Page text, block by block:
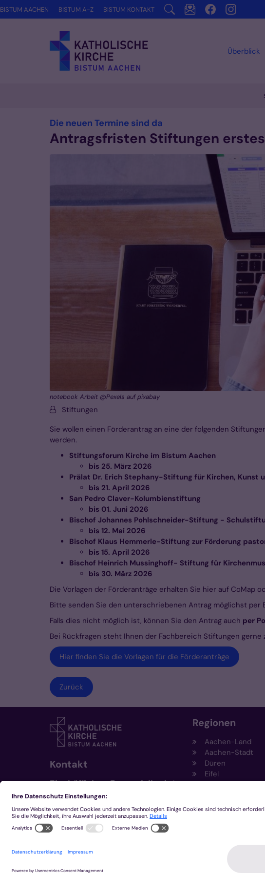
Zum Inhalt springen
Überblick
BISTUM AACHEN BISTUM A-Z BISTUM KONTAKT
Die neuen Termine sind da
Antragsfristen Stiftungen
notebook Arbeit @Pexels auf pixabay
Von:Stiftungen
Sie wollen einen Förderantrag an eine der folgenden
werden.
Stiftungsforum Kirche im Bistum Aachen
bis 25. März 2026
Prälat Dr. Erich Stephany-Stiftung für Kirchen, Kunst
bis 21. April 2026
San Pedro Claver-Kolumbienstiftung
bis 01. Juni 2026
Bischof Johannes Pohlschneider-Stiftung -
bis 12. Mai 2026
Bischof Klaus Hemmerle-Stiftung zur Förderung
bis 15. April 2026
Bischof Heinrich Mussinghoff-
bis 30. März 2026
Die Vorlagen der Förderanträge erhalten Sie hier auf CoMap
Bitte senden Sie den unterschriebenen Antrag möglichst per
Falls dies nicht möglich ist, können Sie den Antrag auch per
Bei Rückfragen steht Ihnen der Fachbereich Stiftungen gerne
Hier finden Sie die Vorlagen für die Förderanträge
Zurück
Kontakt
Bischöfliches Generalvikariat
Aachen
+49 241 452-0
kommunikation@bistum-
aachen.de
Regionen
Aachen-Land
Aachen-Stadt
Düren
Eifel
Heinsberg
Krefeld
2026 © Bistum Aachen Datenschutzerklärung